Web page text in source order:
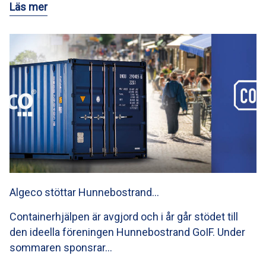
Läs mer
Algeco stöttar Hunnebostrand…
Containerhjälpen är avgjord och i år går stödet till
den ideella föreningen Hunnebostrand GoIF. Under
sommaren sponsrar…